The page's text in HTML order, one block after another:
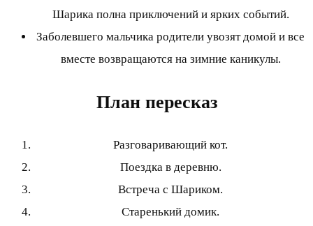
Шарика полна приключений и ярких событий.
Заболевшего мальчика родители увозят домой и все
вместе возвращаются на зимние каникулы.
План пересказ
Разговаривающий кот.
Поездка в деревню.
Встреча с Шариком.
Старенький домик.